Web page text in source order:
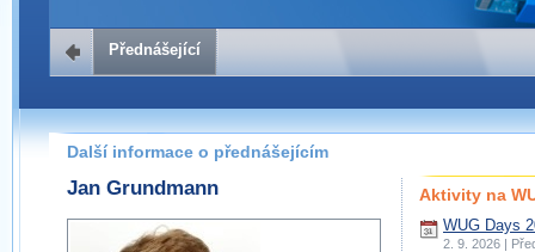
Přednášející
Další informace o přednášejícím
Jan Grundmann Aktivity na
WUG Days
2. 9. 2026 |